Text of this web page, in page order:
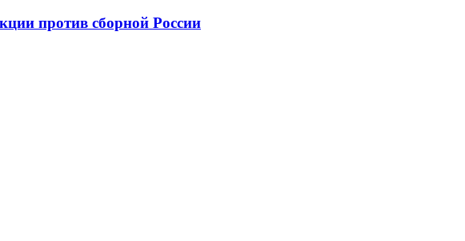
против сборной России